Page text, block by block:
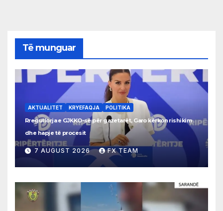
Të munguar
AKTUALITET KRYEFAQJA POLITIKA
Rregullorja e GJKKO-së për gazetarët, Garo kërkon rishikim
dhe hapje të procesit
7 AUGUST 2026 FX TEAM